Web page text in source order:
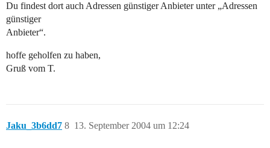
Du findest dort auch Adressen günstiger Anbieter unter „Adressen
günstiger
Anbieter“.
hoffe geholfen zu haben,
Gruß vom T.
Jaku_3b6dd7 13. September 2004 um 12:24
8